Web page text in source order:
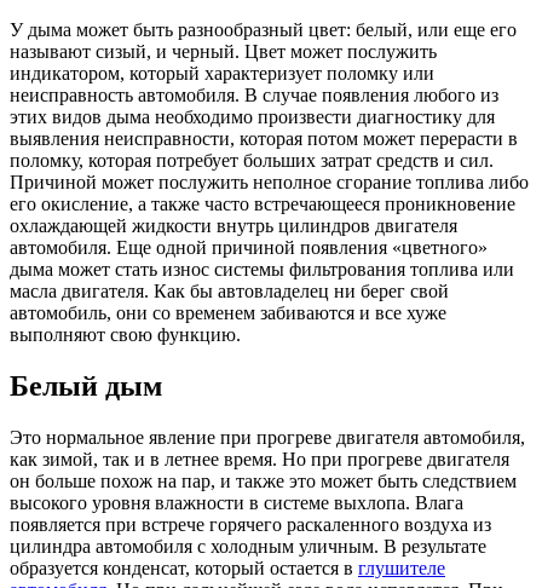
У дыма может быть разнообразный цвет: белый, или еще его
называют сизый, и черный. Цвет может послужить
индикатором, который характеризует поломку или
неисправность автомобиля. В случае появления любого из
этих видов дыма необходимо произвести диагностику для
выявления неисправности, которая потом может перерасти в
поломку, которая потребует больших затрат средств и сил.
Причиной может послужить неполное сгорание топлива либо
его окисление, а также часто встречающееся проникновение
охлаждающей жидкости внутрь цилиндров двигателя
автомобиля. Еще одной причиной появления «цветного»
дыма может стать износ системы фильтрования топлива или
масла двигателя. Как бы автовладелец ни берег свой
автомобиль, они со временем забиваются и все хуже
выполняют свою функцию.
Белый дым
Это нормальное явление при прогреве двигателя автомобиля,
как зимой, так и в летнее время. Но при прогреве двигателя
он больше похож на пар, и также это может быть следствием
высокого уровня влажности в системе выхлопа. Влага
появляется при встрече горячего раскаленного воздуха из
цилиндра автомобиля с холодным уличным. В результате
образуется конденсат, который остается в глушителе